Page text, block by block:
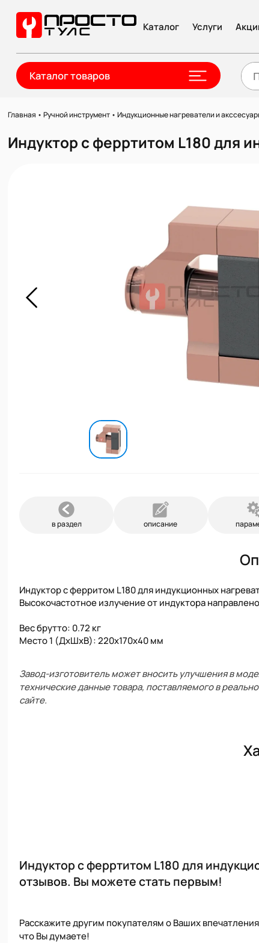
Каталог Услуги
Каталог товаров
Главная •Ручной инструмент •Индукционные нагреватели и
Индуктор с ферртитом L180 для
в раздел описание
Индуктор с ферритом L180 для индукционных
Высокочастотное излучение от индуктора
Вес брутто: 0.72 кг
Место 1 (ДхШхВ): 220х170х40 мм
Завод-изготовитель может вносить улучшения в
технические данные товара, поставляемого в
сайте.
Индуктор с ферртитом L180 для
отзывов. Вы можете стать первым!
Расскажите другим покупателям о Ваших
что Вы думаете!